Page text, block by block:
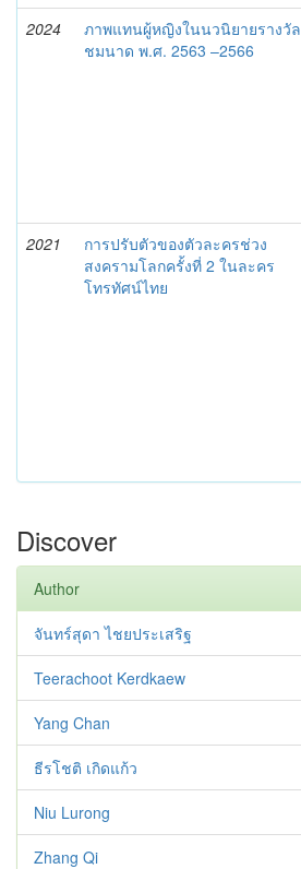
2024
ภาพแทนผู้หญิงในนวนิยายรางวัล
ชมนาด พ.ศ. 2563 –2566
2021
การปรับตัวของตัวละครช่วง
สงครามโลกครั้งที่ 2 ในละคร
โทรทัศน์ไทย
Discover
Author
จันทร์สุดา ไชยประเสริฐ
Teerachoot Kerdkaew
Yang Chan
ธีรโชติ เกิดแก้ว
Niu Lurong
Zhang Qi